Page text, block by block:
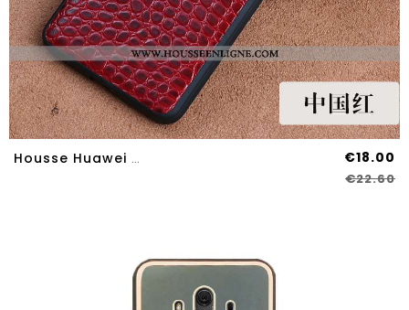
Housse Huawei Mate 10 Cuir Cuir Véritable Qualité Vin Rouge Étui Personnalisé Véritable Bordeaux €18.00
€22.60